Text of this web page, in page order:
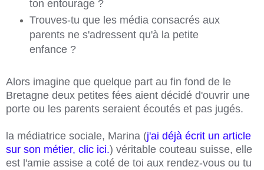
ton entourage ?
Trouves-tu que les média consacrés aux
parents ne s'adressent qu'à la petite
enfance ?
Alors imagine que quelque part au fin fond de le
Bretagne deux petites fées aient décidé d'ouvrir une
porte ou les parents seraient écoutés et pas jugés.
la médiatrice sociale, Marina (j'ai déjà écrit un article
sur son métier, clic ici.) véritable couteau suisse, elle
est l'amie assise a coté de toi aux rendez-vous ou tu